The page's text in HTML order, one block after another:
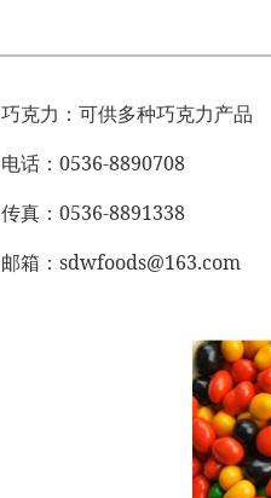
巧克力：可供多种巧克力产品
电话： 0536-8890708
传真： 0536-8891338
邮箱： sdwfoods@163.com